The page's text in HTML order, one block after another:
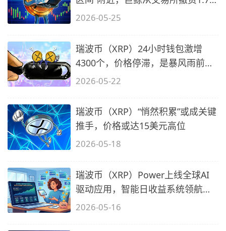
亿美
2026-05-25
瑞波币（XRP）24小时钱包激增
4300个，价格停滞，是暴风雨前的
宁静吗？
2026-05-22
瑞波币（XRP）“悄然积累”或成关键
推手，价格或达15美元高位
2026-05-18
瑞波币（XRP）Power上线全球AI
驱动应用，智能日收益系统领航投
资潮
2026-05-16